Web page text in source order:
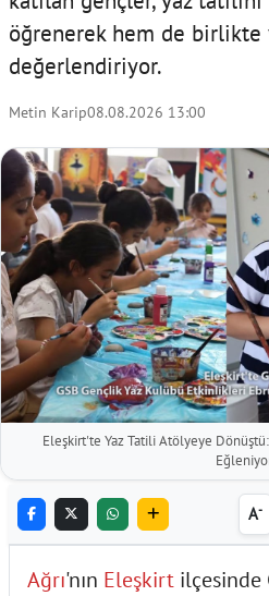
öğrenerek hem de
değerlendiriyor.
Metin Karip08.08.2026 13:00
Eleşkirt'te Yaz Tatili Atölyeye
A-
Ağrı'nın Eleşkirt ilçesinde